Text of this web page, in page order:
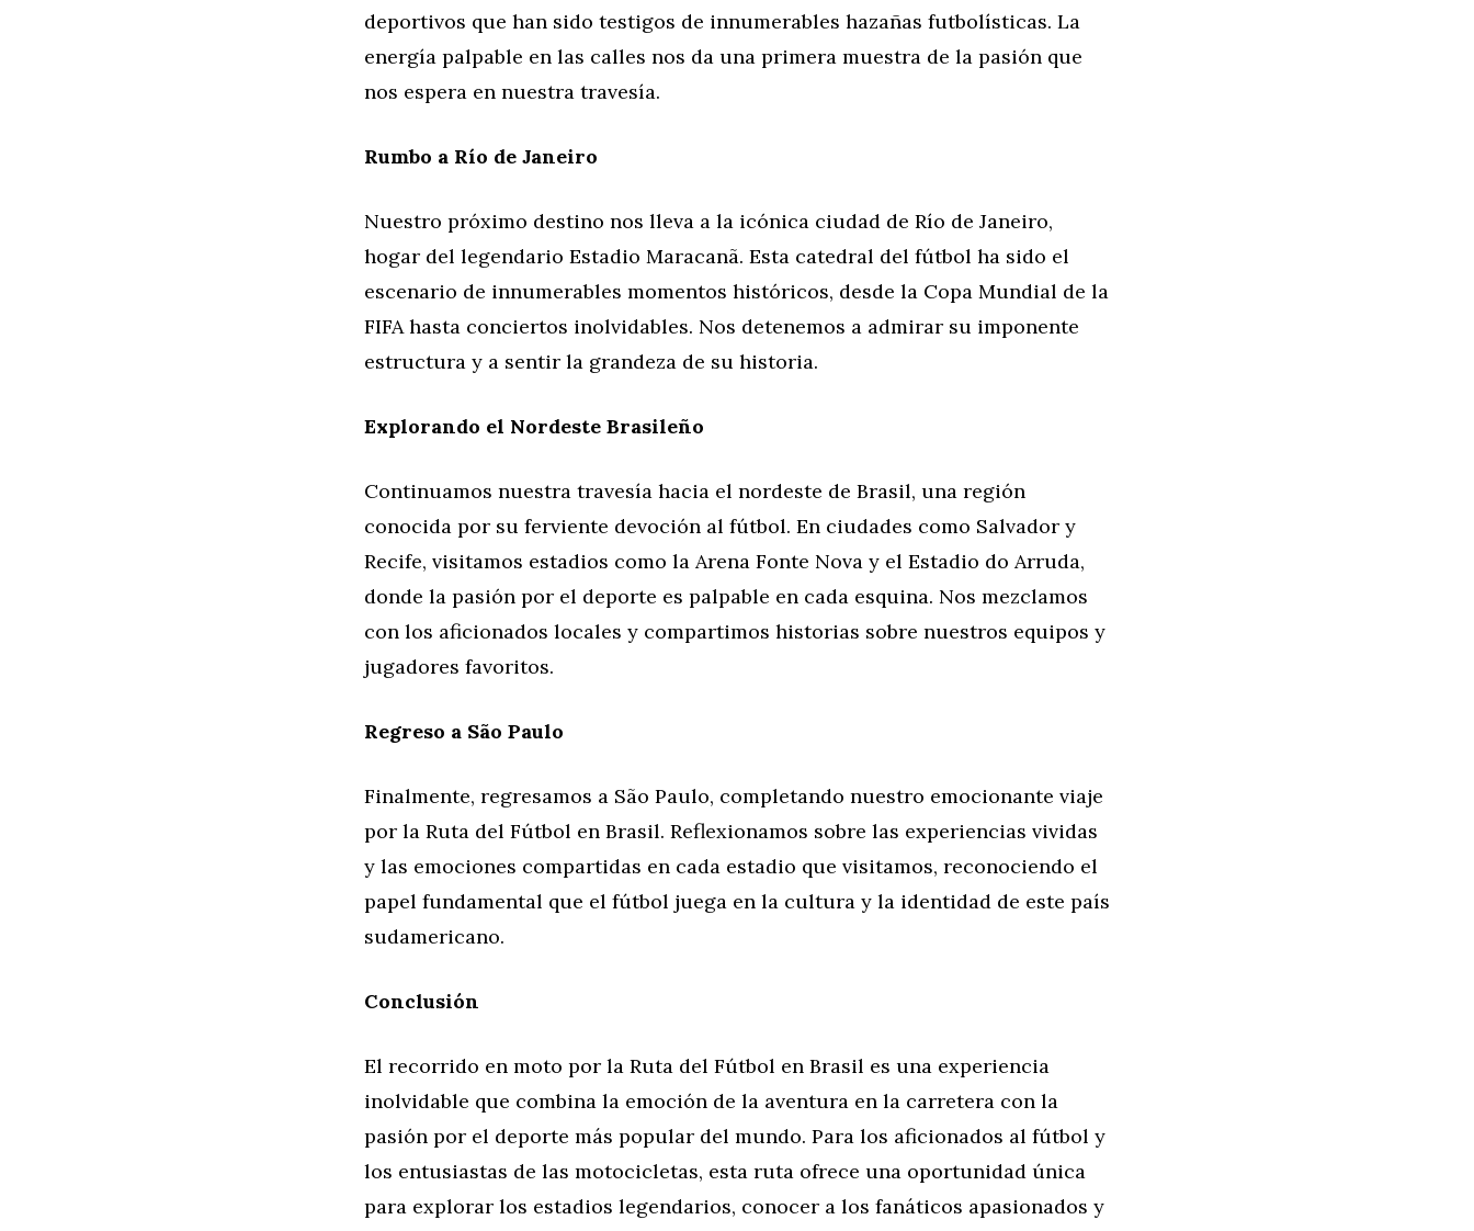
deportivos que han sido testigos de innumerables hazañas futbolísticas. La
energía palpable en las calles nos da una primera muestra de la pasión que
nos espera en nuestra travesía.
Rumbo a Río de Janeiro
Nuestro próximo destino nos lleva a la icónica ciudad de Río de Janeiro,
hogar del legendario Estadio Maracanã. Esta catedral del fútbol ha sido el
escenario de innumerables momentos históricos, desde la Copa Mundial de la
FIFA hasta conciertos inolvidables. Nos detenemos a admirar su imponente
estructura y a sentir la grandeza de su historia.
Explorando el Nordeste Brasileño
Continuamos nuestra travesía hacia el nordeste de Brasil, una región
conocida por su ferviente devoción al fútbol. En ciudades como Salvador y
Recife, visitamos estadios como la Arena Fonte Nova y el Estadio do Arruda,
donde la pasión por el deporte es palpable en cada esquina. Nos mezclamos
con los aficionados locales y compartimos historias sobre nuestros equipos y
jugadores favoritos.
Regreso a São Paulo
Finalmente, regresamos a São Paulo, completando nuestro emocionante viaje
por la Ruta del Fútbol en Brasil. Reflexionamos sobre las experiencias vividas
y las emociones compartidas en cada estadio que visitamos, reconociendo el
papel fundamental que el fútbol juega en la cultura y la identidad de este país
sudamericano.
Conclusión
El recorrido en moto por la Ruta del Fútbol en Brasil es una experiencia
inolvidable que combina la emoción de la aventura en la carretera con la
pasión por el deporte más popular del mundo. Para los aficionados al fútbol y
los entusiastas de las motocicletas, esta ruta ofrece una oportunidad única
para explorar los estadios legendarios, conocer a los fanáticos apasionados y